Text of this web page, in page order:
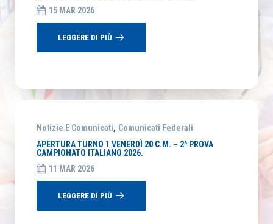
15 MAR 2026
LEGGERE DI PIÙ
Notizie E Comunicati, Comunicati Federali
APERTURA TURNO 1 VENERDÌ 20 C.M. – 2^ PROVA
CAMPIONATO ITALIANO 2026.
11 MAR 2026
LEGGERE DI PIÙ